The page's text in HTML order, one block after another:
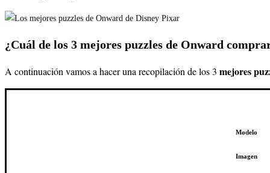
¿Cuál de los 3 mejores puzzles de Onward
A continuación vamos a hacer una recopilación de los 3 mejores
Modelo
Imagen